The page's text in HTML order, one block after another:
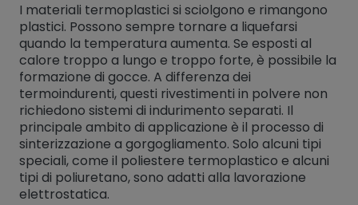
I materiali termoplastici si sciolgono e rimangono
plastici. Possono sempre tornare a liquefarsi
quando la temperatura aumenta. Se esposti al
calore troppo a lungo e troppo forte, è possibile la
formazione di gocce. A differenza dei
termoindurenti, questi rivestimenti in polvere non
richiedono sistemi di indurimento separati. Il
principale ambito di applicazione è il processo di
sinterizzazione a gorgogliamento. Solo alcuni tipi
speciali, come il poliestere termoplastico e alcuni
tipi di poliuretano, sono adatti alla lavorazione
elettrostatica.